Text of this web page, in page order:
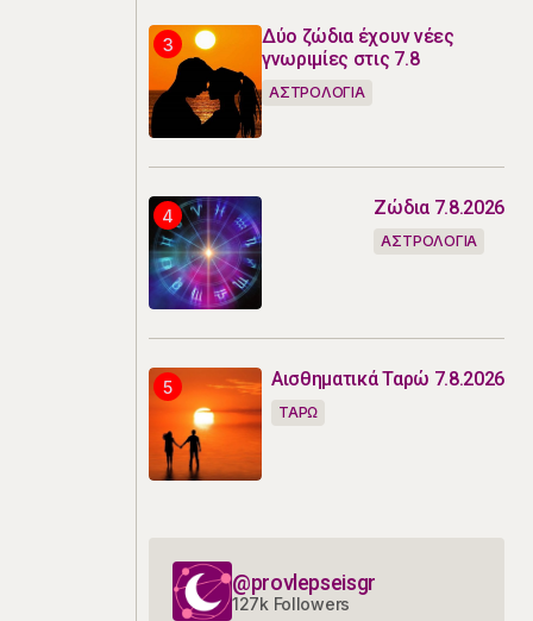
Δύο ζώδια έχουν νέες
γνωριμίες στις 7.8
ΑΣΤΡΟΛΟΓΙΑ
Ζώδια 7.8.2026
ΑΣΤΡΟΛΟΓΙΑ
Αισθηματικά Ταρώ 7.8.2026
ΤΑΡΩ
@provlepseisgr
127k Followers